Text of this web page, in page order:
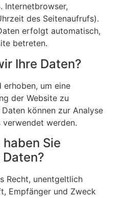
Internetbrowser,
des Seitenaufrufs).
erfolgt automatisch,
betreten.
Ihre Daten?
erhoben, um eine
der Website zu
können zur Analyse
verwendet werden.
Sie
Recht, unentgeltlich
Empfänger und Zweck